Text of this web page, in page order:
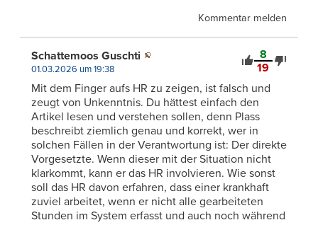
Kommentar melden
8
19
Schattemoos Guschti
01.03.2026 um 19:38
Mit dem Finger aufs HR zu zeigen, ist falsch und
zeugt von Unkenntnis. Du hättest einfach den
Artikel lesen und verstehen sollen, denn Plass
beschreibt ziemlich genau und korrekt, wer in
solchen Fällen in der Verantwortung ist: Der direkte
Vorgesetzte. Wenn dieser mit der Situation nicht
klarkommt, kann er das HR involvieren. Wie sonst
soll das HR davon erfahren, dass einer krankhaft
zuviel arbeitet, wenn er nicht alle gearbeiteten
Stunden im System erfasst und auch noch während